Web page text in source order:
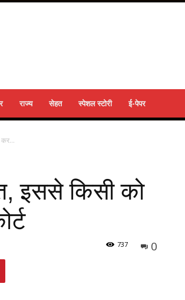
राज्य सेहत स्पेशल स्टोरी ई-पेपर
कर...
इससे किसी को
0
737